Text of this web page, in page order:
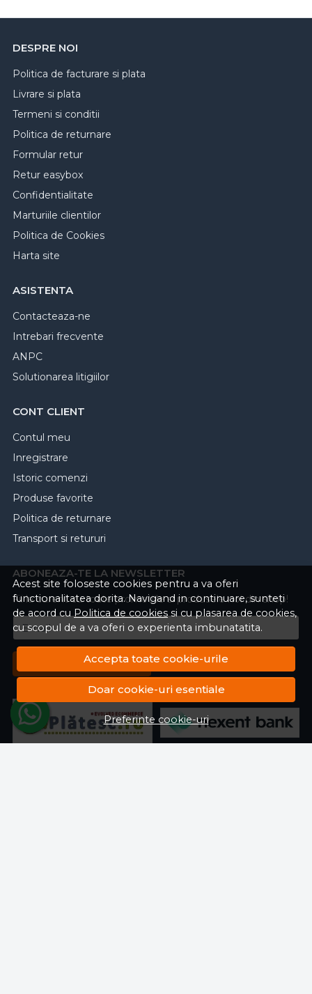
Acest site foloseste cookies pentru a va oferi
functionalitatea dorita. Navigand in continuare, sunteti
de acord cuPolitica de cookiessi cu plasarea de cookies,
cu scopul de a va oferi o experienta imbunatatita.
Accepta toate cookie-urile
Doar cookie-uri esentiale
Preferinte cookie-uri
DESPRE NOI
Politica de facturare si plata
Livrare si plata
Termeni si conditii
Politica de returnare
Formular retur
Retur easybox
Confidentialitate
Marturiile clientilor
Politica de Cookies
Harta site
ASISTENTA
Contacteaza-ne
Intrebari frecvente
ANPC
Solutionarea litigiilor
CONT CLIENT
Contul meu
Inregistrare
Istoric comenzi
Produse favorite
Politica de returnare
Transport si retururi
ABONEAZA-TE LA NEWSLETTER
Fii la curent cu toate promotiile si produsele noi din shop!
Email
Aboneaza-te